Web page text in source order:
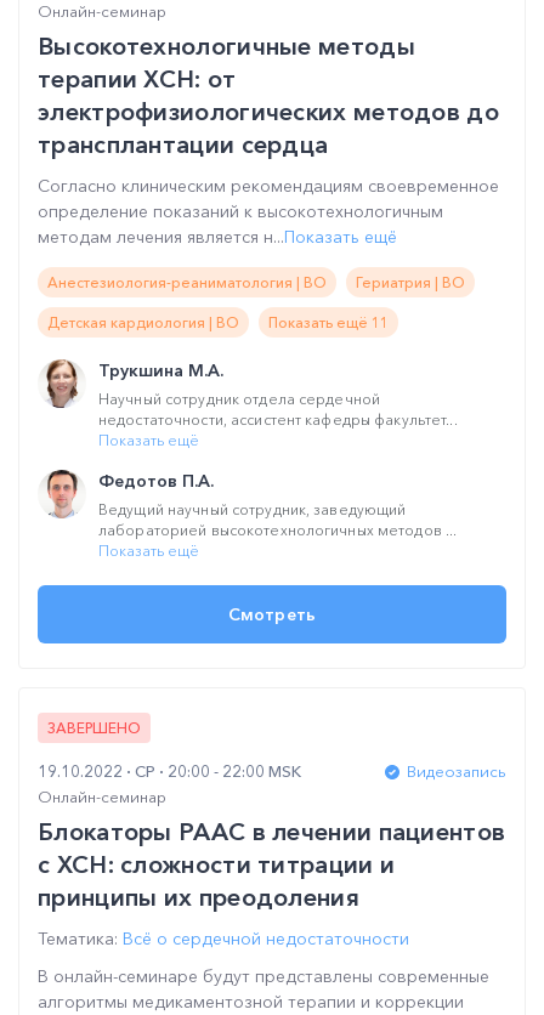
Онлайн-семинар
Высокотехнологичные методы
терапии ХСН: от
электрофизиологических методов до
трансплантации сердца
Согласно клиническим рекомендациям своевременное
определение показаний к высокотехнологичным
методам лечения является н...Показать ещё
Анестезиология-реаниматология | ВО Гериатрия | ВО
Детская кардиология | ВО Показать ещё 11
Трукшина М.А.
Научный сотрудник отдела сердечной
недостаточности, ассистент кафедры факультет...
Показать ещё
Федотов П.А.
Ведущий научный сотрудник, заведующий
лабораторией высокотехнологичных методов ...
Показать ещё
Смотреть
ЗАВЕРШЕНО
19.10.2022 СР 20:00 - 22:00 MSK
Видеозапись
Онлайн-семинар
Блокаторы РААС в лечении пациентов
с ХСН: сложности титрации и
принципы их преодоления
Тематика: Всё о сердечной недостаточности
В онлайн-семинаре будут представлены современные
алгоритмы медикаментозной терапии и коррекции